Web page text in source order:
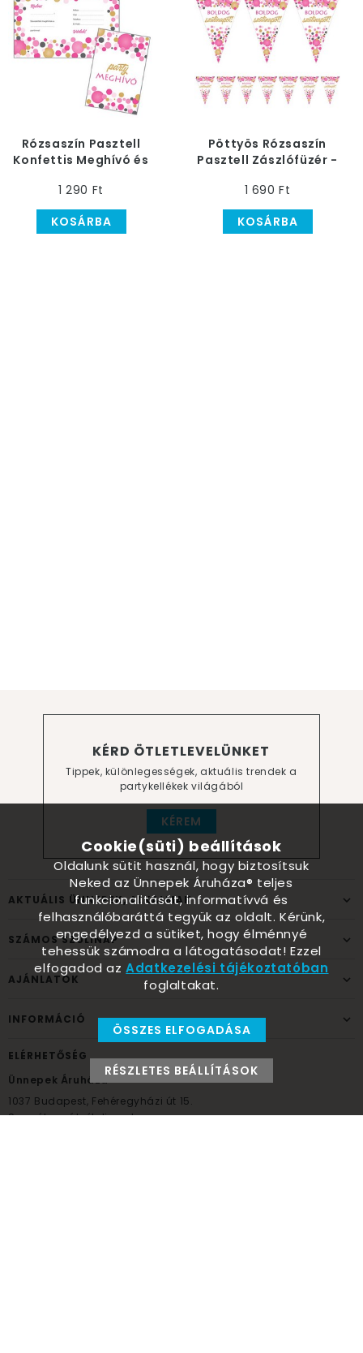
Rózsaszín Pasztell
Konfettis Meghívó és
1 290 Ft
KOSÁRBA
Pöttyös Rózsaszín
Pasztell Zászlófüzér -
1 690 Ft
KOSÁRBA
KÉRD ÖTLETLEVELÜNKET
Tippek, különlegességek, aktuális trendek a
partykellékek világából
KÉREM
AKTUÁLIS ÜNNEPEK, ALKALMAK
SZÁMOS SZÜLINAP
AJÁNLATOK
INFORMÁCIÓ
ELÉRHETŐSÉG
Ünnepek Áruháza
1037 Budapest, Fehéregyházi út 15.
Személyes átvételi pont
Cookie(süti) beállítások
Oldalunk sütit használ, hogy biztosítsuk
Neked az Ünnepek Áruháza® teljes
funkcionalitását, informatívvá és
felhasználóbaráttá tegyük az oldalt. Kérünk,
engedélyezd a sütiket, hogy élménnyé
tehessük számodra a látogatásodat! Ezzel
elfogadod azAdatkezelési tájékoztatóban
foglaltakat.
ÖSSZES ELFOGADÁSA
RÉSZLETES BEÁLLÍTÁSOK